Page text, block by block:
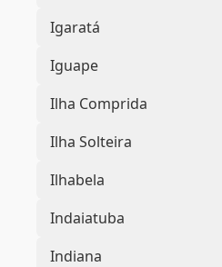
Igaratá
Iguape
Ilha Comprida
Ilha Solteira
Ilhabela
Indaiatuba
Indiana